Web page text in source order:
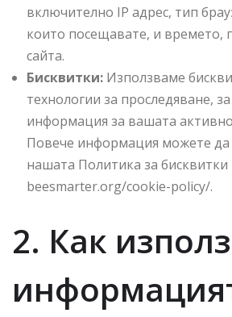
включително IP адрес, тип
които посещавате, и времето,
сайта.
Бисквитки: Използваме
технологии за проследяване,
информация за вашата
Повече информация можете
нашата Политика за бисквитки
beesmarter.org/cookie-policy/.
2. Как